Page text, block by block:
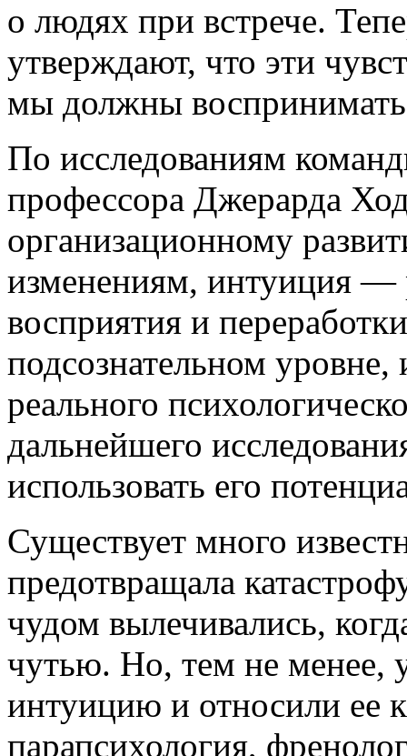
о людях при встрече.
утверждают, что эти
мы должны воспринимать
По исследованиям
профессора Джерарда
организационному
изменениям, интуиция —
восприятия и
подсознательном уровне,
реального
дальнейшего
использовать его
Существует много
предотвращала
чудом вылечивались,
чутью. Но, тем не менее,
интуицию и относили ее
парапсихология,